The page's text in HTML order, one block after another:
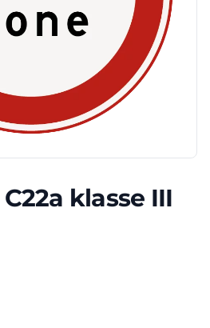
klasse III